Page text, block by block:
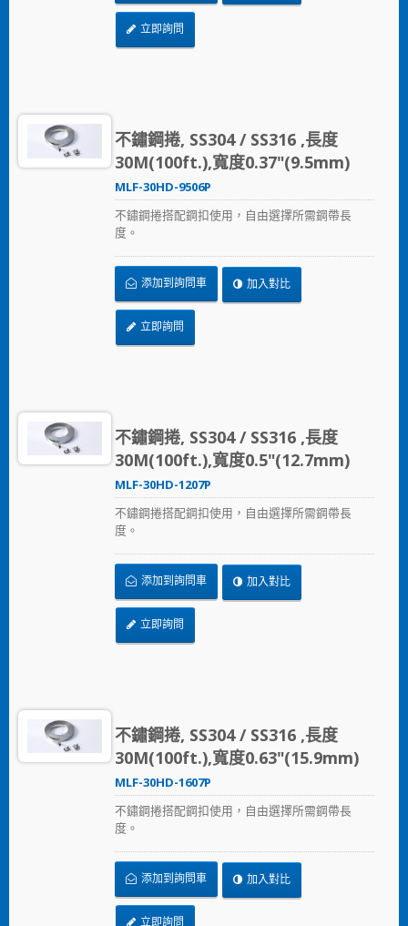
立即詢問
不鏽鋼捲, SS304 / SS316 ,長度
30M(100ft.),寬度0.37"(9.5mm)
MLF-30HD-9506P
不鏽鋼捲搭配鋼扣使用，自由選擇所需鋼帶長
度。
添加到詢問車 加入對比
立即詢問
不鏽鋼捲, SS304 / SS316 ,長度
30M(100ft.),寬度0.5"(12.7mm)
MLF-30HD-1207P
不鏽鋼捲搭配鋼扣使用，自由選擇所需鋼帶長
度。
添加到詢問車 加入對比
立即詢問
不鏽鋼捲, SS304 / SS316 ,長度
30M(100ft.),寬度0.63"(15.9mm)
MLF-30HD-1607P
不鏽鋼捲搭配鋼扣使用，自由選擇所需鋼帶長
度。
添加到詢問車 加入對比
立即詢問